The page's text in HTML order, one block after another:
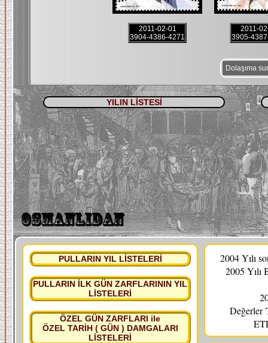
2011-02-01
3904-4386-4271
2011-
3905-
Dolaşıma
YILIN LİSTESİ
PULLARIN YIL LİSTELERİ
PULLARIN İLK GÜN ZARFLARININ YIL
LİSTELERİ
ÖZEL GÜN ZARFLARI ile
ÖZEL TARİH ( GÜN ) DAMGALARI
LİSTELERİ
2004 Yılı
2005 Yılı
Değerler